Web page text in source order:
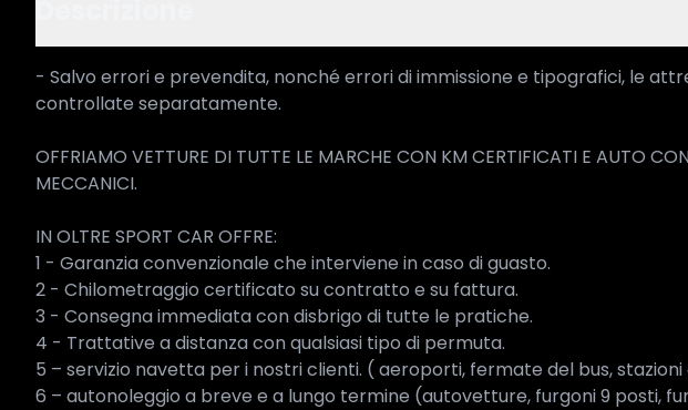
- Salvo errori e prevendita, nonché errori di immissione e tipografici, le
controllate separatamente.
OFFRIAMO VETTURE DI TUTTE LE MARCHE CON KM CERTIFICATI E AUTO
MECCANICI.
IN OLTRE SPORT CAR OFFRE:
1 - Garanzia convenzionale che interviene in caso di guasto.
2 - Chilometraggio certificato su contratto e su fattura.
3 - Consegna immediata con disbrigo di tutte le pratiche.
4 - Trattative a distanza con qualsiasi tipo di permuta.
5 – servizio navetta per i nostri clienti. ( aeroporti, fermate del bus,
6 – autonoleggio a breve e a lungo termine (autovetture, furgoni 9 posti,